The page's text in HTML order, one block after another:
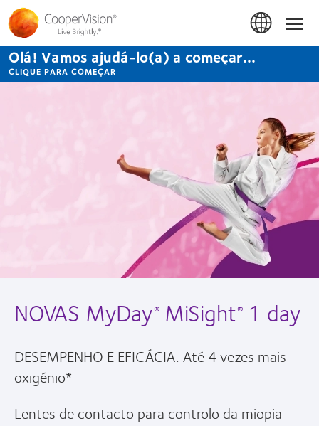
Passar
para
conteúdo
principal
Início
Olá! Vamos ajudá-lo(a) a começar...
CLIQUE PARA COMEÇAR
NOVAS MyDay®MiSight®1 day
DESEMPENHO E EFICÁCIA. Até 4 vezes mais
oxigénio*
Lentes de contacto para controlo da miopia